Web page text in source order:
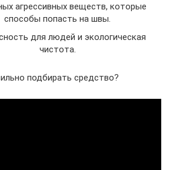
агрессивных веществ, которые
способы попасть на швы.
для людей и экологическая
чистота.
подбирать средство?